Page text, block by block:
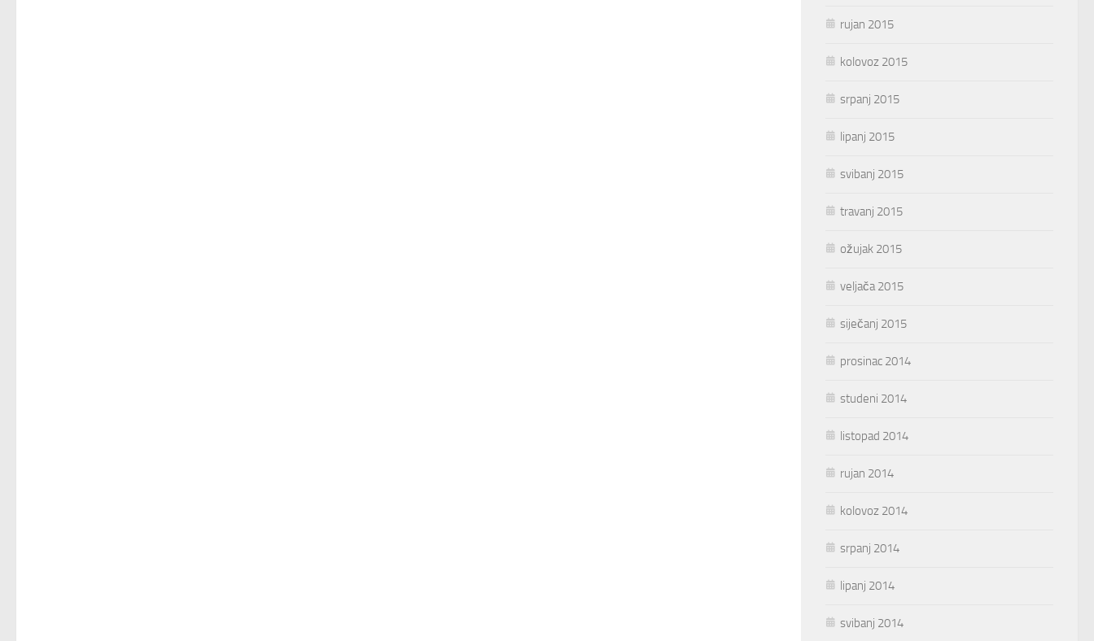
rujan 2015
kolovoz 2015
srpanj 2015
lipanj 2015
svibanj 2015
travanj 2015
ožujak 2015
veljača 2015
siječanj 2015
prosinac 2014
studeni 2014
listopad 2014
rujan 2014
kolovoz 2014
srpanj 2014
lipanj 2014
svibanj 2014